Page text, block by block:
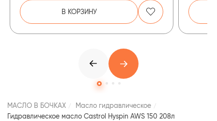
В КОРЗИНУ
МАСЛО В БОЧКАХ
Масло гидравлическое
Гидравлическое масло Castrol Hyspin AWS 150 208л